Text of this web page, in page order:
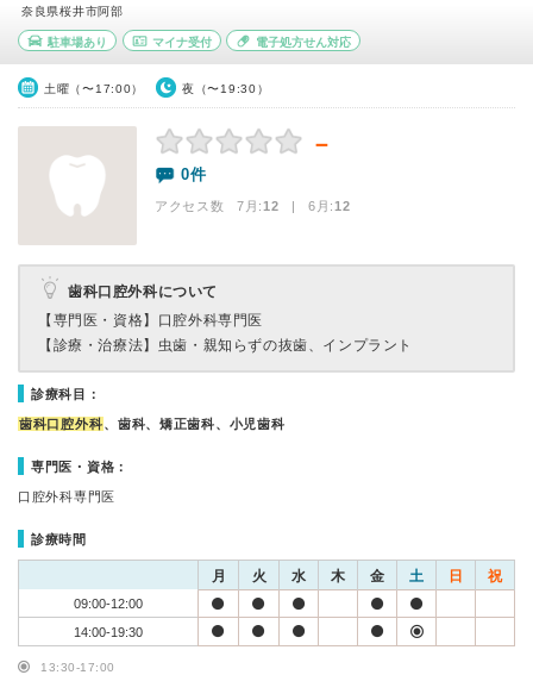
奈良県桜井市阿部
駐車場あり マイナ受付 電子処方せん対応
土曜（〜17:00） 夜（〜19:30）
－
0件
アクセス数 7月:12 | 6月:12
歯科口腔外科について
【専門医・資格】 口腔外科専門医
【診療・治療法】 虫歯・親知らずの抜歯、インプラント
診療科目：
歯科口腔外科、歯科、矯正歯科、小児歯科
専門医・資格：
口腔外科専門医
診療時間
月 火 水 木 金 土 日 祝
09:00-12:00
14:00-19:30
13:30-17:00